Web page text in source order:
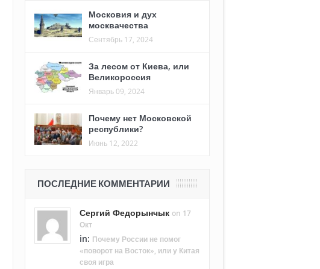
Московия и дух
москвачества
Сентябрь 17, 2024
За лесом от Киева, или
Великороссия
Январь 09, 2024
Почему нет Московской
республики?
Июнь 12, 2022
ПОСЛЕДНИЕ КОММЕНТАРИИ
Сергий Федорынчык on 17
Окт
in: Почему России не помог
«поворот на Восток», или у Китая
своя игра